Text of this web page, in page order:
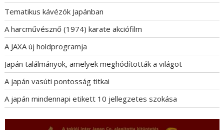
Tematikus kávézók Japánban
A harcművésznő (1974) karate akciófilm
A JAXA új holdprogramja
Japán találmányok, amelyek meghódították a világot
A japán vasúti pontosság titkai
A japán mindennapi etikett 10 jellegzetes szokása